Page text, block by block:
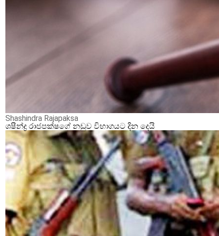
Shashindra Rajapaksa
ශෂීන්ද්‍ර රාජපක්ෂගේ නඩුව විභාගයට දින දෙයි